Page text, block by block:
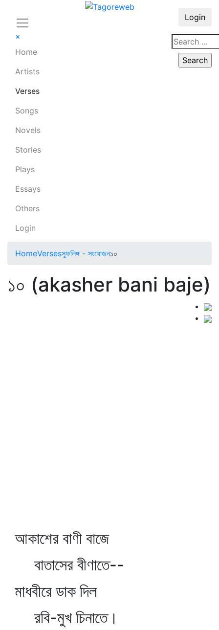
×
Home
Artists
Verses
Songs
Novels
Stories
Plays
Essays
Others
Login
Login
HomeVersesস্ফুলিঙ্গ - সংযোজন১০
১০ (akasher bani baje)
আকাশের বাণী বাজে
বাতাসের বীণাতে--
মাধবীরে ডাক দিল
রবি-মুখ চিনাতে।